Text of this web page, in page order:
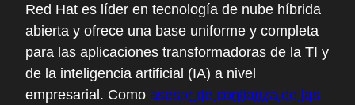
Red Hat es líder en tecnología de nube híbrida
abierta y ofrece una base uniforme y completa
para las aplicaciones transformadoras de la TI y
de la inteligencia artificial (IA) a nivel
empresarial. Como asesor de confianza de las